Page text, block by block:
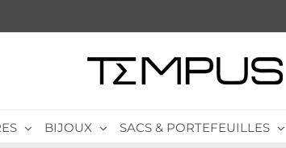
BIJOUX SACS & PORTEFEUILLES